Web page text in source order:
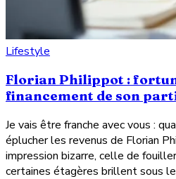
Lifestyle
Florian Philippot :
financement de son
Je vais être franche avec vous :
éplucher les revenus de Florian
impression bizarre, celle de
certaines étagères brillent sous